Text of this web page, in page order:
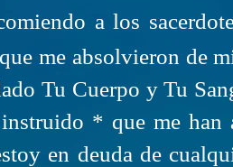
a los
me absolvieron de
Tu Cuerpo y Tu
instruido * que me
en deuda de